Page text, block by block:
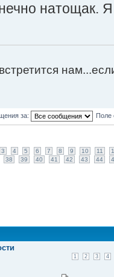
натощак.
за: Поле
3 4 5 6 7 8 9 10 11
38 39 40 41 42 43 44
1 2 3 4